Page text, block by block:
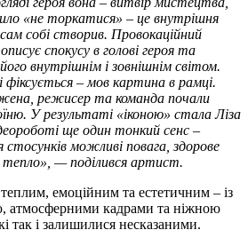
«не торкатися» – це внутрішня
собі створив. Провокаційний
спокусу в голові героя та
внутрішнім і зовнішнім світом.
фіксується – мов картина в рамці.
режисер та команда почали
У результаті «іконою» стала Ліза
ще один тонкий сенс –
стосунків можливі повага, здорове
тепло», — поділився артист.
емоційним та естетичним – із
атмосферними кадрами та ніжною
так і залишилися несказаними.